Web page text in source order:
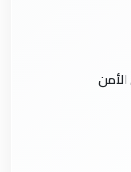
الأمن